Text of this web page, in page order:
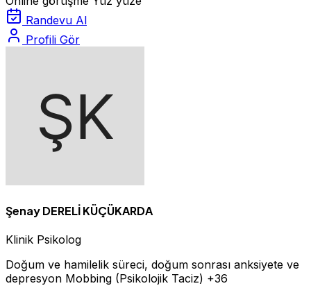
Randevu Al
Profili Gör
Şenay DERELİ KÜÇÜKARDA
Klinik Psikolog
Doğum ve hamilelik süreci, doğum sonrası anksiyete ve
depresyon Mobbing (Psikolojik Taciz) +36